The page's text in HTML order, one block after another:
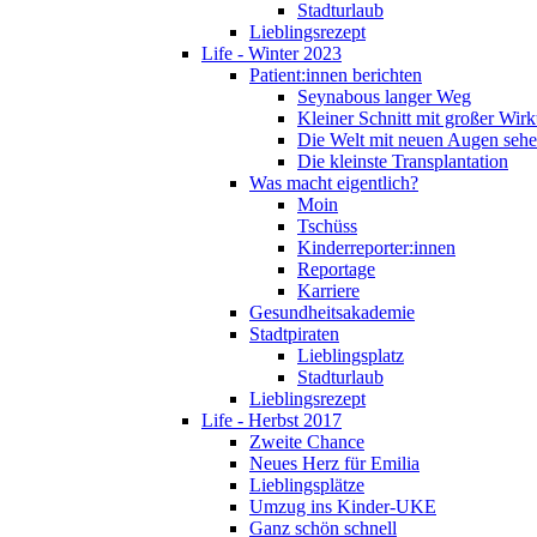
Stadturlaub
Lieblingsrezept
Life - Winter 2023
Patient:innen berichten
Seynabous langer Weg
Kleiner Schnitt mit großer
Die Welt mit neuen Augen
Die kleinste Transplantation
Was macht eigentlich?
Moin
Tschüss
Kinderreporter:innen
Reportage
Karriere
Gesundheitsakademie
Stadtpiraten
Lieblingsplatz
Stadturlaub
Lieblingsrezept
Life - Herbst 2017
Zweite Chance
Neues Herz für Emilia
Lieblingsplätze
Umzug ins Kinder-UKE
Ganz schön schnell